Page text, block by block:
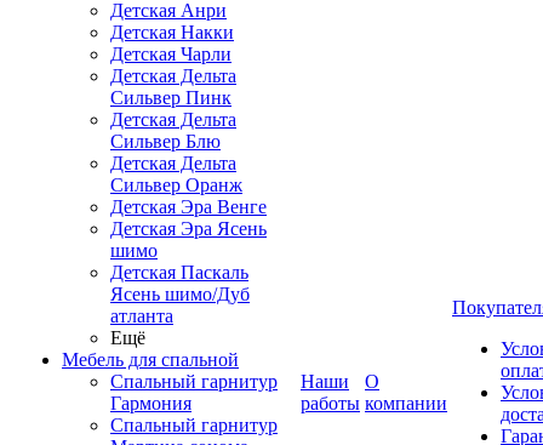
Детская Анри
Детская Накки
Детская Чарли
Детская Дельта
Сильвер Пинк
Детская Дельта
Сильвер Блю
Детская Дельта
Сильвер Оранж
Детская Эра Венге
Детская Эра Ясень
шимо
Детская Паскаль
Ясень шимо/Дуб
атланта
Ещё
Мебель для спальной
Спальный гарнитур
Гармония
Спальный гарнитур
Наши
работы
О
компании